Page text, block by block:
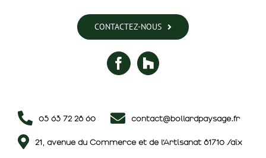
CONTACTEZ-NOUS
05 63 72 28 60 contact@bollardpaysage.fr
21, avenue du Commerce et de l’Artisanat 81710 Saïx